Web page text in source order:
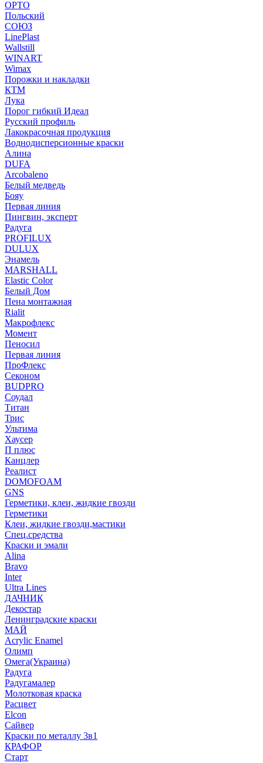
ОРТО
Польский
СОЮЗ
LinePlast
Wallstill
WINART
Wimax
Порожки и накладки
КТМ
Лука
Порог гибкий Идеал
Русский профиль
Лакокрасочная продукция
Воднодисперсионные краски
Алина
DUFA
Arcobaleno
Белый медведь
Бояу
Первая линия
Пингвин, эксперт
Радуга
PROFILUX
DULUX
Энамель
MARSHALL
Elastic Color
Белый Дом
Пена монтажная
Rialit
Макрофлекс
Момент
Пеносил
Первая линия
ПроФлекс
Секоном
BUDPRO
Соудал
Титан
Трис
Ультима
Хаусер
П плюс
Канцлер
Реалист
DOMOFOAM
GNS
Герметики, клеи, жидкие гвозди
Герметики
Клеи, жидкие гвозди,мастики
Спец.средства
Краски и эмали
Alina
Bravo
Inter
Ultra Lines
ДАЧНИК
Декостар
Ленинградские краски
МАЙ
Acrylic Enamel
Олимп
Омега(Украина)
Радуга
Радугамалер
Молотковая краска
Расцвет
Elcon
Сайвер
Краски по металлу 3в1
КРАФОР
Старт